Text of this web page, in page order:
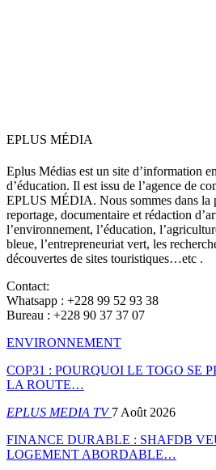
EPLUS MÉDIA
Eplus Médias est un site d’information
d’éducation. Il est issu de l’agence de
EPLUS MÉDIA. Nous sommes dans la
reportage, documentaire et rédaction
l’environnement, l’éducation,
bleue, l’entrepreneuriat vert, les
découvertes de sites touristiques…etc .
Contact:
Whatsapp : +228 99 52 93 38
Bureau : +228 90 37 37 07
ENVIRONNEMENT
COP31 : POURQUOI LE TOGO SE
LA ROUTE…
EPLUS MEDIA TV7 Août 2026
FINANCE DURABLE : SHAFDB
LOGEMENT ABORDABLE…